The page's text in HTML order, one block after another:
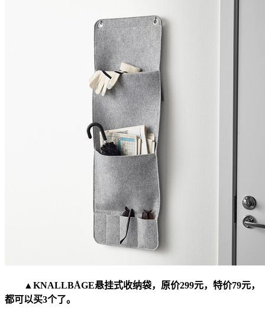
▲KNALLBÅGE悬挂式收纳袋，原价299元，特价79元，
都可以买3个了。